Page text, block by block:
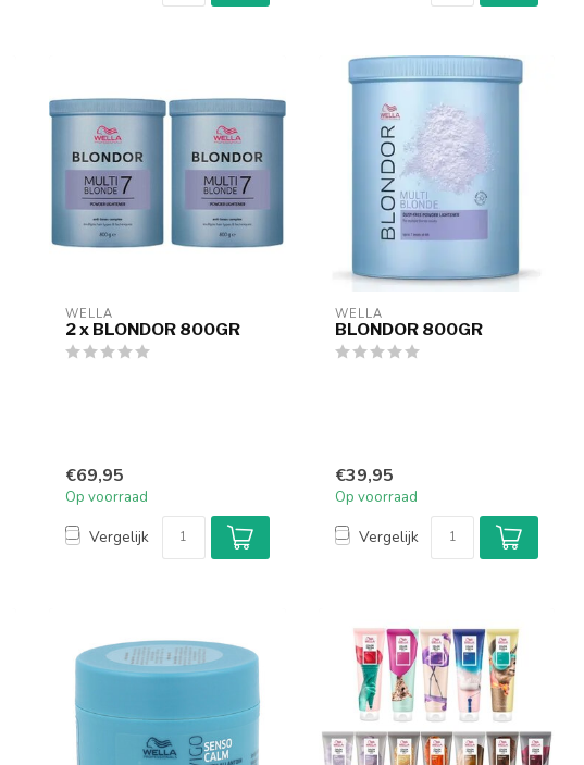
WELLA
2 x BLONDOR 800GR
€69,95
Op voorraad
Vergelijk
WELLA
BLONDOR 800GR
€39,95
Op voorraad
Vergelijk